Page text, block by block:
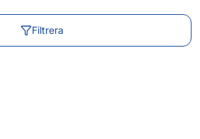
Filtrera